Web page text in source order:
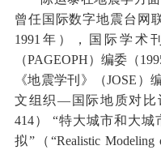
曾任国际数字地震台网
1991年），国际学术
（PAGEOPH）编委（
《地震学刊》（JOSE）
文组织—国际地质对比
414） “特大城市和大
拟”（“Realistic Modeling